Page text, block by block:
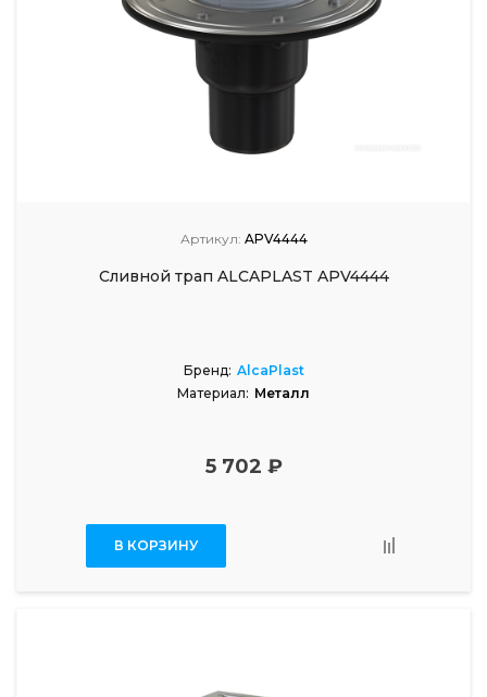
Артикул: APV4444
Сливной трап ALCAPLAST APV4444
Бренд: AlcaPlast
Материал: Металл
5 702 ₽
В КОРЗИНУ